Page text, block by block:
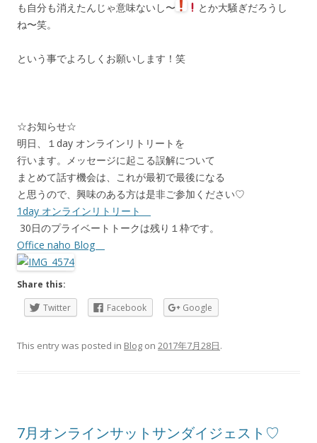
も自分も消えたんじゃ意味ないし〜
とか大騒ぎだろうし
ね〜笑。
という事でよろしくお願いします！笑
☆お知らせ☆
明日、１day オンラインリトリートを
行います。メッセージに起こる誤解について
まとめて話す機会は、これが最初で最後になる
と思うので、興味のある方は是非ご参加ください♡
1day オンラインリトリート
30日のプライベートトークは残り１枠です。
Office naho Blog
Share this:
Twitter
Facebook Google
This entry was posted in Blog on 2017年7月28日.
7月オンラインサットサンダイジェスト♡